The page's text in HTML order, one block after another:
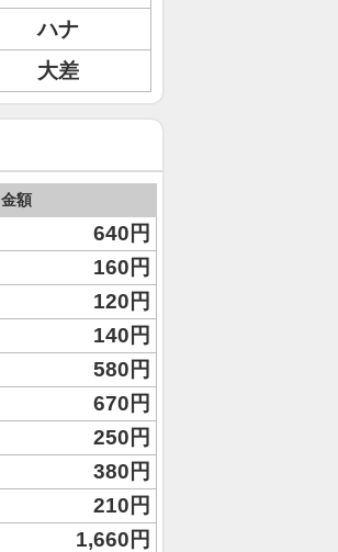
ハナ
大差
金額
640円
160円
120円
140円
580円
670円
250円
380円
210円
1,660円